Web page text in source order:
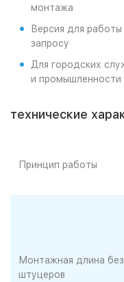
монтажа
Версия для
запросу
Для городских
и промышленности
технические
Принцип работы
Монтажная длина без
штуцеров